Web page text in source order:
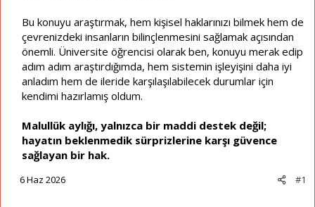
Bu konuyu araştırmak, hem kişisel haklarınızı bilmek hem de
çevrenizdeki insanların bilinçlenmesini sağlamak açısından
önemli. Üniversite öğrencisi olarak ben, konuyu merak edip
adım adım araştırdığımda, hem sistemin işleyişini daha iyi
anladım hem de ileride karşılaşılabilecek durumlar için
kendimi hazırlamış oldum.
Malullük aylığı, yalnızca bir maddi destek değil;
hayatın beklenmedik sürprizlerine karşı güvence
sağlayan bir hak.
#1
6 Haz 2026